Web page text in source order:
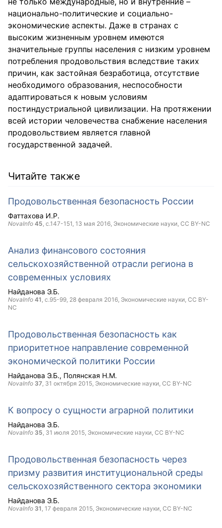
национально-политические и социально-
экономические аспекты. Даже в странах с
высоким жизненным уровнем имеются
значительные группы населения с низким уровнем
потребления продовольствия вследствие таких
причин, как застойная безработица, отсутствие
необходимого образования, неспособности
адаптироваться к новым условиям
постиндустриальной цивилизации. На протяжении
всей истории человечества снабжение населения
продовольствием является главной
государственной задачей.
Читайте также
Продовольственная безопасность России
Фаттахова И.Р.
NovaInfo 45, с.147-151, 13 мая 2016, Экономические науки, CC BY-NC
Анализ финансового состояния
сельскохозяйственной отрасли региона в
современных условиях
Найданова Э.Б.
NovaInfo 41, с.95-99, 28 февраля 2016, Экономические науки, CC BY-
NC
Продовольственная безопасность как
приоритетное направление современной
экономической политики России
Найданова Э.Б. Полянская Н.М.
NovaInfo 37, 31 октября 2015, Экономические науки, CC BY-NC
К вопросу о сущности аграрной политики
Найданова Э.Б.
NovaInfo 35, 31 июля 2015, Экономические науки, CC BY-NC
Продовольственная безопасность через
призму развития институциональной среды
сельскохозяйственного сектора экономики
Найданова Э.Б.
NovaInfo 31, 17 февраля 2015, Экономические науки, CC BY-NC